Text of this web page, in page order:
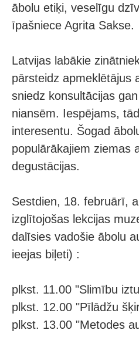
ābolu etiķi, veselīgu
īpašniece Agrita Sakse.
Latvijas labākie
pārsteidz apmeklētājus
sniedz konsultācijas
niansēm. Iespējams,
interesentu. Šogad
populārākajiem ziemas
degustācijas.
Sestdien, 18. februārī,
izglītojošas lekcijas
dalīsies vadošie ābolu
ieejas biļeti) :
plkst. 11.00 "Slimību
plkst. 12.00 "Pīlādžu
plkst. 13.00 "Metodes